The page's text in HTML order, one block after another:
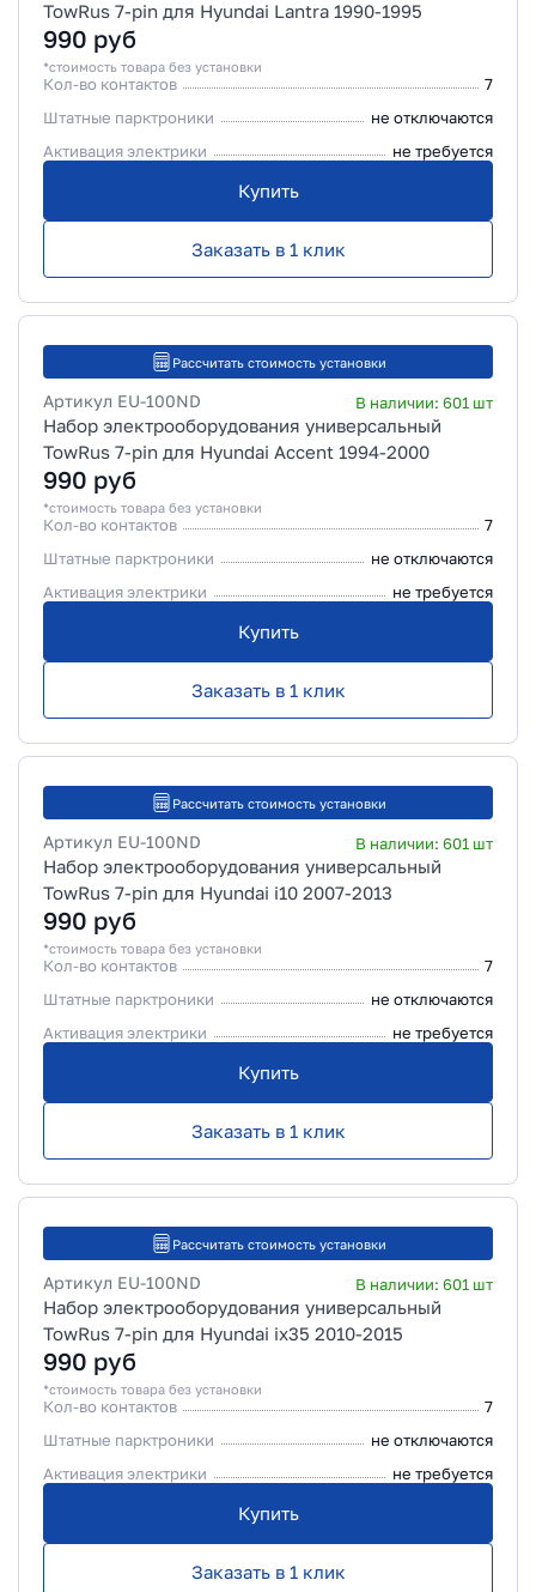
TowRus 7-pin для Hyundai Lantra 1990-1995
990 руб
*стоимость товара без установки
Кол-во контактов
7
Штатные парктроники
не отключаются
Активация электрики
не требуется
Купить
Заказать в 1 клик
Рассчитать стоимость установки
Артикул EU-100ND В наличии: 601 шт
Набор электрооборудования универсальный
TowRus 7-pin для Hyundai Accent 1994-2000
990 руб
*стоимость товара без установки
Кол-во контактов
7
Штатные парктроники
не отключаются
Активация электрики
не требуется
Купить
Заказать в 1 клик
Рассчитать стоимость установки
Артикул EU-100ND В наличии: 601 шт
Набор электрооборудования универсальный
TowRus 7-pin для Hyundai i10 2007-2013
990 руб
*стоимость товара без установки
Кол-во контактов
7
Штатные парктроники
не отключаются
Активация электрики
не требуется
Купить
Заказать в 1 клик
Рассчитать стоимость установки
Артикул EU-100ND В наличии: 601 шт
Набор электрооборудования универсальный
TowRus 7-pin для Hyundai ix35 2010-2015
990 руб
*стоимость товара без установки
Кол-во контактов
7
Штатные парктроники
не отключаются
Активация электрики
не требуется
Купить
Заказать в 1 клик